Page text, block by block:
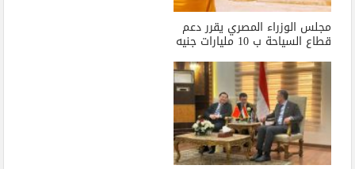
مجلس الوزراء المصري يقرر دعم
قطاع السياحة ب 10 مليارات جنيه